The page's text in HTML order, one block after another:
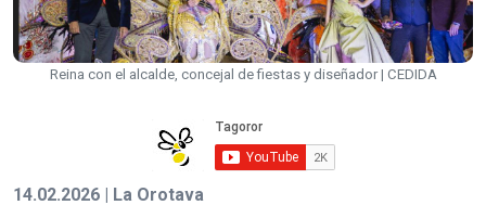
Reina con el alcalde, concejal de fiestas y diseñador | CEDIDA
14.02.2026 | La Orotava